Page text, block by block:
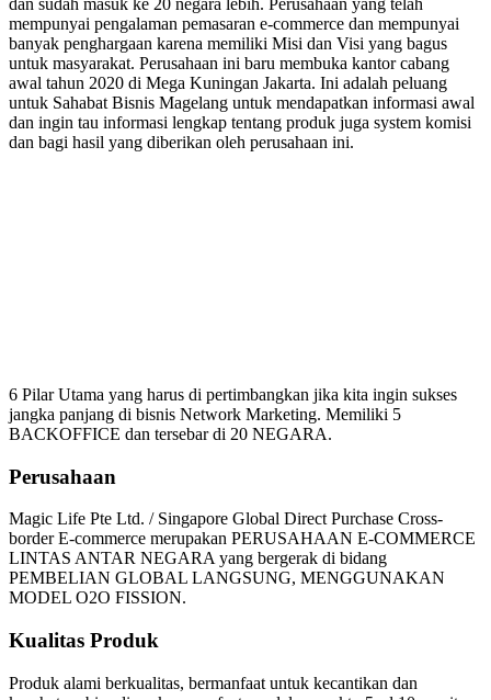
dan sudah masuk ke 20 negara lebih. Perusahaan yang telah
mempunyai pengalaman pemasaran e-commerce dan mempunyai
banyak penghargaan karena memiliki Misi dan Visi yang bagus
untuk masyarakat. Perusahaan ini baru membuka kantor cabang
awal tahun 2020 di Mega Kuningan Jakarta. Ini adalah peluang
untuk Sahabat Bisnis Magelang untuk mendapatkan informasi awal
dan ingin tau informasi lengkap tentang produk juga system komisi
dan bagi hasil yang diberikan oleh perusahaan ini.
6 Pilar Utama yang harus di pertimbangkan jika kita ingin sukses
jangka panjang di bisnis Network Marketing. Memiliki 5
BACKOFFICE dan tersebar di 20 NEGARA.
Perusahaan
Magic Life Pte Ltd. / Singapore Global Direct Purchase Cross-
border E-commerce merupakan PERUSAHAAN E-COMMERCE
LINTAS ANTAR NEGARA yang bergerak di bidang
PEMBELIAN GLOBAL LANGSUNG, MENGGUNAKAN
MODEL O2O FISSION.
Kualitas Produk
Produk alami berkualitas, bermanfaat untuk kecantikan dan